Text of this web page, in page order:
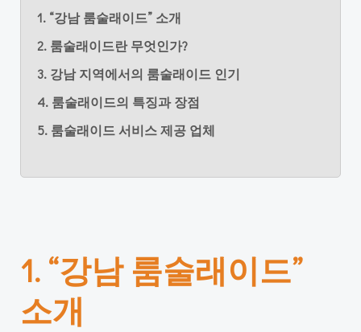
1. “강남 룸술래이드” 소개
2. 룸술래이드란 무엇인가?
3. 강남 지역에서의 룸술래이드 인기
4. 룸술래이드의 특징과 장점
5. 룸술래이드 서비스 제공 업체
1. “강남 룸술래이드”
소개